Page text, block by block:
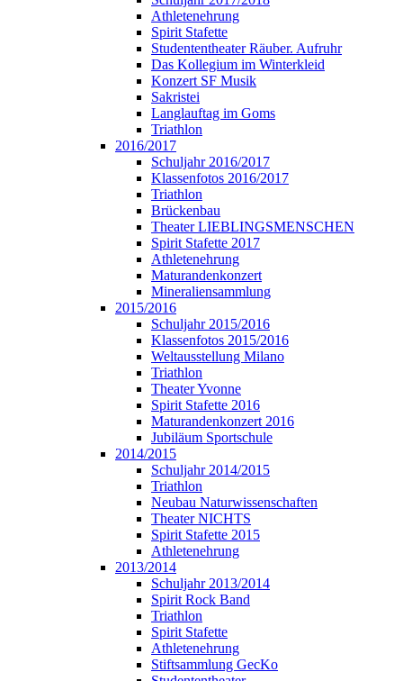
Athletenehrung
Spirit Stafette
Studententheater Räuber. Aufruhr
Das Kollegium im Winterkleid
Konzert SF Musik
Sakristei
Langlauftag im Goms
Triathlon
2016/2017
Schuljahr 2016/2017
Klassenfotos 2016/2017
Triathlon
Brückenbau
Theater LIEBLINGSMENSCHEN
Spirit Stafette 2017
Athletenehrung
Maturandenkonzert
Mineraliensammlung
2015/2016
Schuljahr 2015/2016
Klassenfotos 2015/2016
Weltausstellung Milano
Triathlon
Theater Yvonne
Spirit Stafette 2016
Maturandenkonzert 2016
Jubiläum Sportschule
2014/2015
Schuljahr 2014/2015
Triathlon
Neubau Naturwissenschaften
Theater NICHTS
Spirit Stafette 2015
Athletenehrung
2013/2014
Schuljahr 2013/2014
Spirit Rock Band
Triathlon
Spirit Stafette
Athletenehrung
Stiftsammlung GecKo